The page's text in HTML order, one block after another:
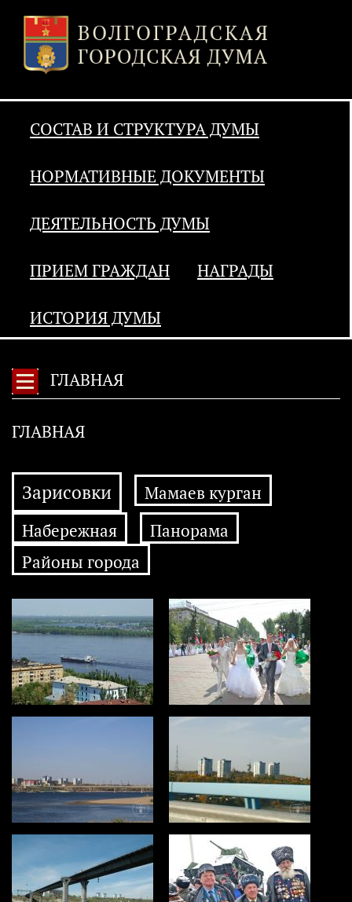
СОСТАВ И СТРУКТУРА ДУМЫ
НОРМАТИВНЫЕ ДОКУМЕНТЫ
ДЕЯТЕЛЬНОСТЬ ДУМЫ
ПРИЕМ ГРАЖДАН НАГРАДЫ
ИСТОРИЯ ДУМЫ
ГЛАВНАЯ
ГЛАВНАЯ
Зарисовки
Мамаев курган
Набережная
Панорама
Районы города